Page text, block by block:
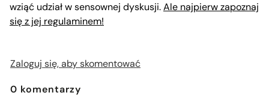
wziąć udział w sensownej dyskusji.Ale najpierw zapoznaj
się z jej regulaminem!
Zaloguj się, aby skomentować
0 komentarzy